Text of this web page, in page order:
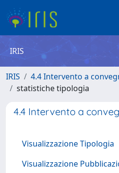
IRIS
IRIS
4.4 Intervento a
statistiche tipologia
4.4 Intervento a
Visualizzazione Tipologia
Visualizzazione